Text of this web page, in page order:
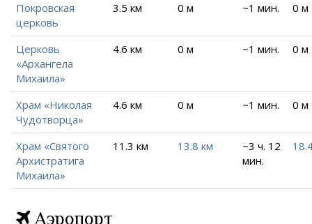
Покровская
церковь
3.5 км 0 м ~1 мин. 0 м
Церковь
«Архангела
Михаила»
4.6 км 0 м ~1 мин. 0 м
Храм «Николая
Чудотворца»
4.6 км 0 м ~1 мин. 0 м
Храм «Святого
Архистратига
Михаила»
11.3 км 13.8 км
~3 ч. 12
мин.
Аэропорт